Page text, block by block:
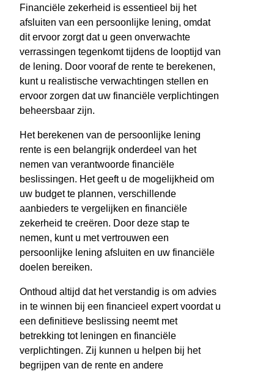
Financiële zekerheid is essentieel bij het
afsluiten van een persoonlijke lening, omdat
dit ervoor zorgt dat u geen onverwachte
verrassingen tegenkomt tijdens de looptijd van
de lening. Door vooraf de rente te berekenen,
kunt u realistische verwachtingen stellen en
ervoor zorgen dat uw financiële verplichtingen
beheersbaar zijn.
Het berekenen van de persoonlijke lening
rente is een belangrijk onderdeel van het
nemen van verantwoorde financiële
beslissingen. Het geeft u de mogelijkheid om
uw budget te plannen, verschillende
aanbieders te vergelijken en financiële
zekerheid te creëren. Door deze stap te
nemen, kunt u met vertrouwen een
persoonlijke lening afsluiten en uw financiële
doelen bereiken.
Onthoud altijd dat het verstandig is om advies
in te winnen bij een financieel expert voordat u
een definitieve beslissing neemt met
betrekking tot leningen en financiële
verplichtingen. Zij kunnen u helpen bij het
begrijpen van de rente en andere